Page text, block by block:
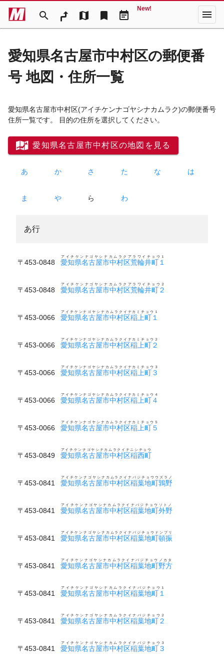
search map bookmark event_note
New! menu
愛知県名古屋市中村区の郵便番
号 地図・住所一覧
愛知県名古屋市中村区(アイチケンナゴヤシナカムラク)の郵便番号
住所一覧です。 目的の住所を選択してください。
愛知県名古屋市中村区の地図を見る
あ か さ た な は
ま や ら わ
あ行
〒453-0848 愛知県名古屋市中村区荒輪井町１
アイチケンナゴヤシナカムラクアラワイチョウ１
〒453-0848 愛知県名古屋市中村区荒輪井町２
アイチケンナゴヤシナカムラクアラワイチョウ２
〒453-0066 愛知県名古屋市中村区稲上町１
アイチケンナゴヤシナカムラクイナカミチョウ１
〒453-0066 愛知県名古屋市中村区稲上町２
アイチケンナゴヤシナカムラクイナカミチョウ２
〒453-0066 愛知県名古屋市中村区稲上町３
アイチケンナゴヤシナカムラクイナカミチョウ３
〒453-0066 愛知県名古屋市中村区稲上町４
アイチケンナゴヤシナカムラクイナカミチョウ４
〒453-0066 愛知県名古屋市中村区稲上町５
アイチケンナゴヤシナカムラクイナカミチョウ５
〒453-0849 愛知県名古屋市中村区稲西町
アイチケンナゴヤシナカムラクイナニシチョウ
〒453-0841 愛知県名古屋市中村区稲葉地町鶉野
アイチケンナゴヤシナカムラクイナバジチョウウズラノ
〒453-0841 愛知県名古屋市中村区稲葉地町外野
アイチケンナゴヤシナカムラクイナバジチョウソトノ
〒453-0841 愛知県名古屋市中村区稲葉地町頓振
アイチケンナゴヤシナカムラクイナバジチョウドンブリ
〒453-0841 愛知県名古屋市中村区稲葉地町野方
アイチケンナゴヤシナカムラクイナバジチョウノカタ
〒453-0841 愛知県名古屋市中村区稲葉地町１
アイチケンナゴヤシナカムラクイナバジチョウ１
〒453-0841 愛知県名古屋市中村区稲葉地町２
アイチケンナゴヤシナカムラクイナバジチョウ２
〒453-0841 愛知県名古屋市中村区稲葉地町３
アイチケンナゴヤシナカムラクイナバジチョウ３